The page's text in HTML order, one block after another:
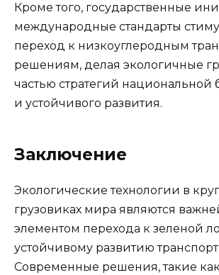
Кроме того, государственные
международные стандарты
переход к низкоуглеродным
решениям, делая экологичные
частью стратегий национальной
и устойчивого развития.
Заключение
Экологические технологии в
грузовиках мира являются
элементом перехода к зеленой
устойчивому развитию
Современные решения, такие